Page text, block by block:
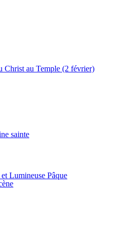
Christ au Temple (2 février)
sainte
Lumineuse Pâque